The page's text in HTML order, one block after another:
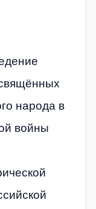
народа в
войны